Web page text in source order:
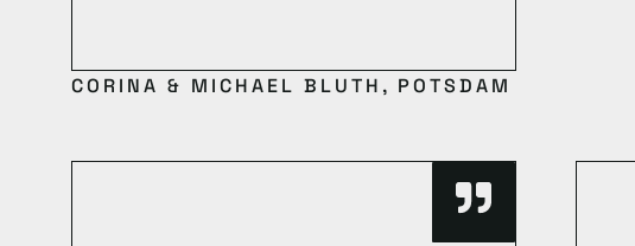
CORINA & MICHAEL BLUTH, POTSDAM